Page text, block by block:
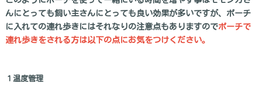
んにとっても飼い主さんにとっても良い効果が多いですが、ポーチ
に入れての連れ歩きにはそれなりの注意点もありますのでポーチで
連れ歩きをされる方は以下の点にお気をつけください。
１温度管理